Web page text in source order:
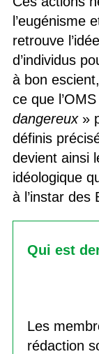
l’eugénisme
retrouve
d’individus
à bon
ce que
dangereux»
définis
devient ainsi
idéologique
à l’instar des
Qui est
Les
rédaction